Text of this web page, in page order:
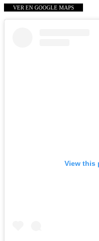
VER EN GOOGLE MAPS
View this